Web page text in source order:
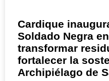
Cardique
Soldado Negra
transformar
fortalecer la
Archipiélago de